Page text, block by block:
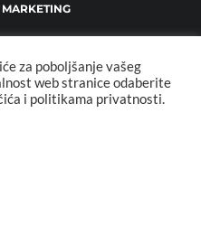
MARKETING
O NAMA
prava zadržana. Developed by:
za poboljšanje vašeg
web stranice odaberite
i politikama privatnosti.